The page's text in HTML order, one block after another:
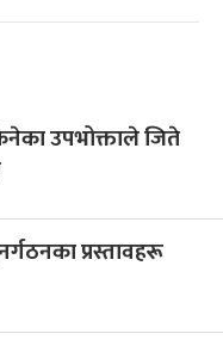
उपभोक्ताले जिते
प्रस्तावहरू